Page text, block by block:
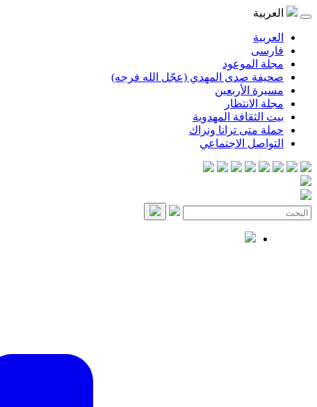
العربية
العربية
فارسی
مجلة الموعود
صحيفة صدى المهدي (عجّل الله فرجه)
مسيرة الأربعين
مجلة الانتظار
بيت الثقافة المهدوية
حملة متى ترانا ونراك
التواصل الاجتماعي